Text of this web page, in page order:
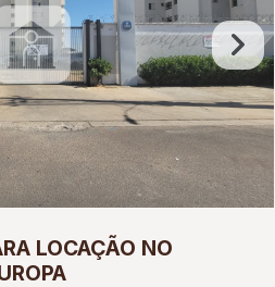
LOCAÇÃO NO